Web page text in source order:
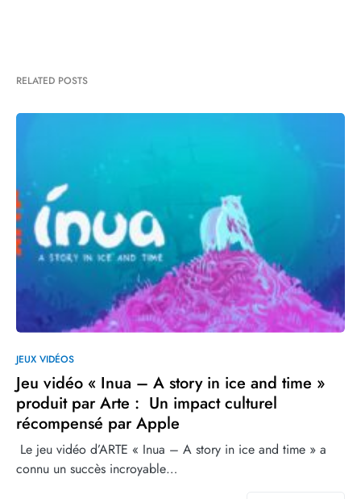
RELATED POSTS
JEUX VIDÉOS
Jeu vidéo « Inua – A story in ice and time »
produit par Arte : Un impact culturel
récompensé par Apple
‍ Le jeu vidéo d’ARTE « Inua – A story in ice and time » a
connu un succès incroyable…